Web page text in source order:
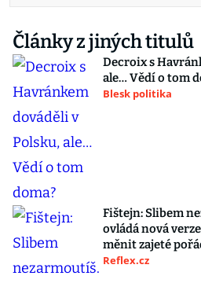
Články z jiných titulů
Decroix s
ale… Vědí o tom
Blesk politika
Fištejn: Slibem
ovládá nová
měnit zajeté
Reflex.cz